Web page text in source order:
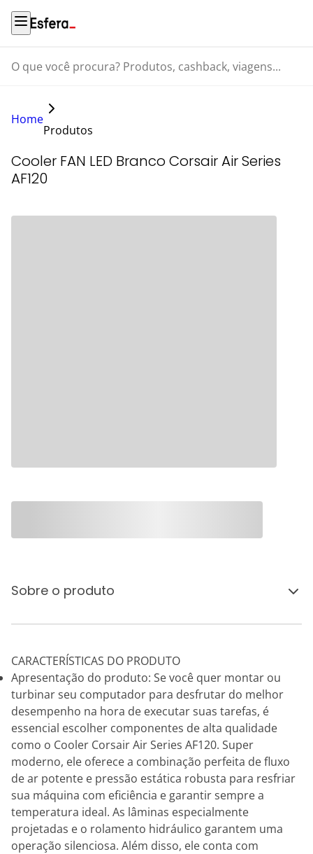
O que você procura? Produtos, cashback, viagens...
Home
Produtos
Cooler FAN LED Branco Corsair Air Series
AF120
Sobre o produto
CARACTERÍSTICAS DO PRODUTO
Apresentação do produto: Se você quer montar ou
turbinar seu computador para desfrutar do melhor
desempenho na hora de executar suas tarefas, é
essencial escolher componentes de alta qualidade
como o Cooler Corsair Air Series AF120. Super
moderno, ele oferece a combinação perfeita de fluxo
de ar potente e pressão estática robusta para resfriar
sua máquina com eficiência e garantir sempre a
temperatura ideal. As lâminas especialmente
projetadas e o rolamento hidráulico garantem uma
operação silenciosa. Além disso, ele conta com